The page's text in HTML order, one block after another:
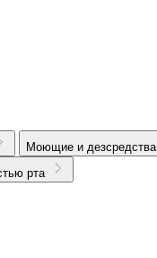
Моющие и дезсредства
рта